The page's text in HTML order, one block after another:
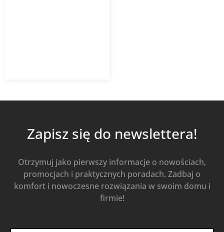
Zapisz się do newslettera!
Otrzymuj jako pierwszy informacje o nowościach,
promocjach i praktycznych poradach. Zadbaj o
komfort i nowoczesne rozwiązania w swoim domu i
firmie!